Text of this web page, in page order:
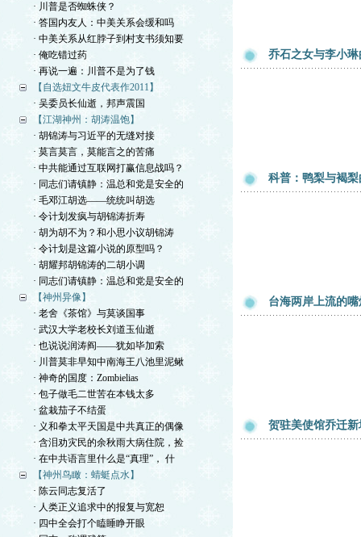
· 川普是否蜘蛛侠？
· 答国内友人：中美关系会缓和吗
· 中美关系从红脖子到村支书须知要
· 俺吃错过药
· 再说一遍：川普不是为了钱
【自选妞文牛皮代表作2011】
· 吴委员长仙逝，邦声震国
【江湖神州：胡涛温饱】
· 胡锦涛与习近平的无缝对接
· 莫言莫言，莫能言之的苦痛
· 中共能通过互联网打赢信息战吗？
· 同志们请镇静：温总和党是安全的
· 毛邓江胡选——统统叫胡选
· 令计划发疯与胡锦涛折寿
· 胡为胡不为？和小思小议胡锦涛
· 令计划是这篇小说的原型吗？
· 胡耀邦胡锦涛的二胡小调
· 同志们请镇静：温总和党是安全的
【神州异像】
· 老舍《茶馆》与莫谈国事
· 武汉大学老校长刘道玉仙逝
· 也说说润涛阎——犹如毕加索
· 川普莫非早知中南海王八池里泥鳅
· 神奇的国度：Zombielias
· 包子做毛二世苦在本钱太多
· 盆栽茄子不结蛋
· 义和拳太平天国是中共真正的偶像
· 含泪劝灾民的余秋雨大病住院，捡
· 在中共语言里什么是“真理”， 什
【神州鸟瞰：蜻蜓点水】
· 陈云同志复活了
· 人类正义追求中的报复与宽恕
· 四中全会打个瞌睡睁开眼
乔石之女与李小
科普：鸭梨与褐
台海两岸上流的嘴
贺驻美使馆乔迁